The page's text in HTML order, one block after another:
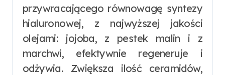
przywracającego równowagę syntezy
hialuronowej, z najwyższej jakości
olejami: jojoba, z pestek malin i z
marchwi, efektywnie regeneruje i
odżywia. Zwiększa ilość ceramidów,